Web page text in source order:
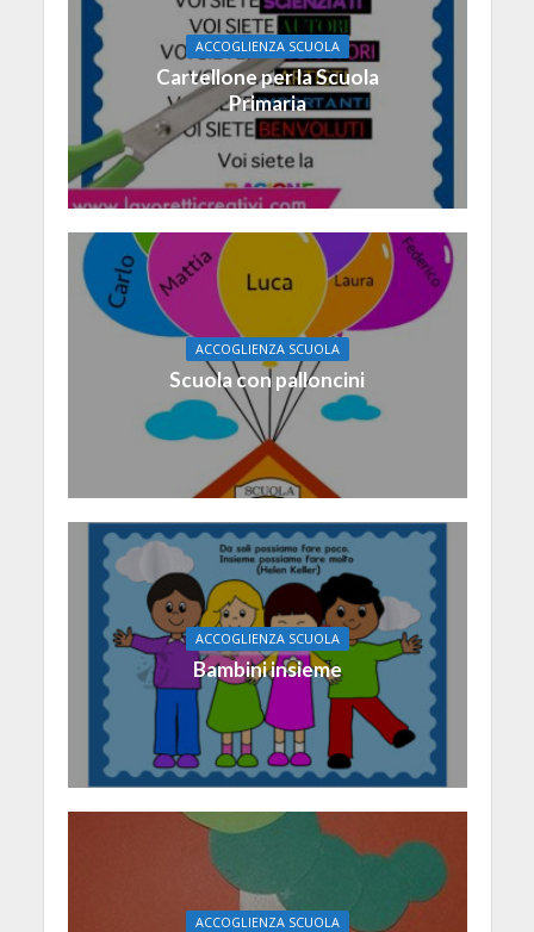
ACCOGLIENZA SCUOLA
Cartellone per la Scuola
Primaria
ACCOGLIENZA SCUOLA
Scuola con palloncini
ACCOGLIENZA SCUOLA
Bambini insieme
ACCOGLIENZA SCUOLA